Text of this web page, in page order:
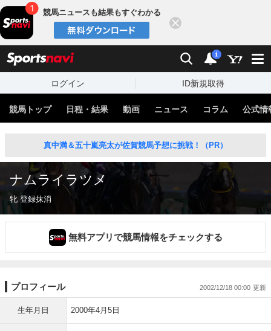
競馬ニュースも結果もすぐわかる
検索 通知
i
ログイン ID新規取得
競馬トップ 日程・結果 動画 ニュース コラム 公式情
真中満＆五十嵐亮太が佐賀競馬予想に挑戦！（PR）
ナムライラツメ
牝 登録抹消
無料アプリで競馬情報をチェックする
プロフィール 2002/12/18 00:00
生年月日 2000年4月5日